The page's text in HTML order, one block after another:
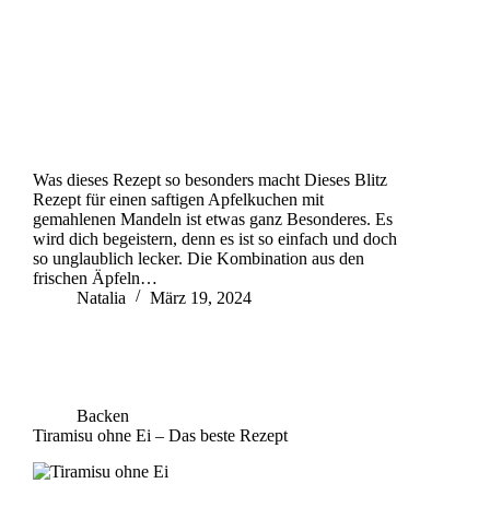
Was dieses Rezept so besonders macht Dieses Blitz
Rezept für einen saftigen Apfelkuchen mit
gemahlenen Mandeln ist etwas ganz Besonderes. Es
wird dich begeistern, denn es ist so einfach und doch
so unglaublich lecker. Die Kombination aus den
frischen Äpfeln…
Natalia
März 19, 2024
Backen
Tiramisu ohne Ei – Das beste Rezept